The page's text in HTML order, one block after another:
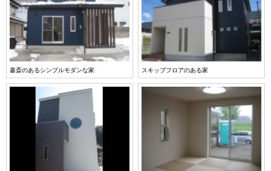
書斎のあるシンプルモダンな家 スキップフロアのある家